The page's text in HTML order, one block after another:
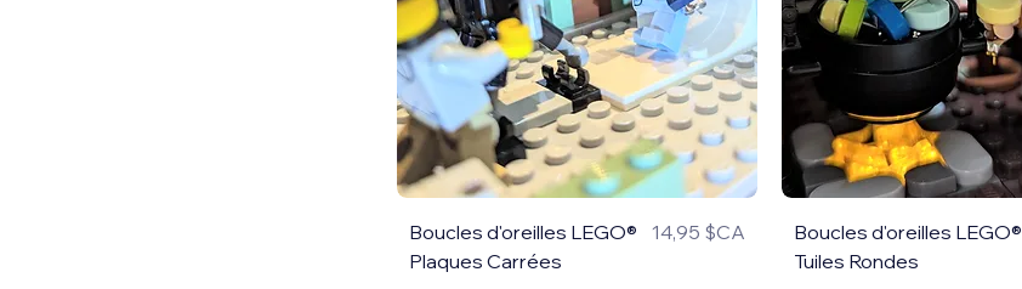
Boucles d'oreilles LEGO®
Plaques Carrées
14,95 $CA
Boucles d'oreilles LEGO®
Tuiles Rondes